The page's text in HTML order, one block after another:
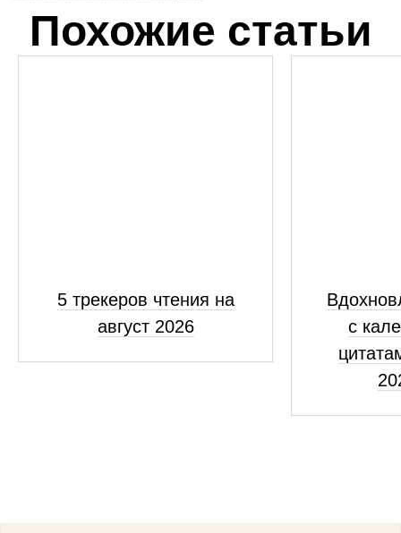
Похожие статьи
5 трекеров чтения на
август 2026
с